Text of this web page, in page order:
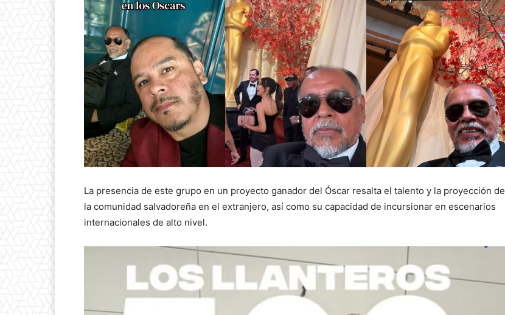
La presencia de este grupo en un proyecto ganador del Óscar resalta el talento y la proyección de
la comunidad salvadoreña en el extranjero, así como su capacidad de incursionar en escenarios
internacionales de alto nivel.